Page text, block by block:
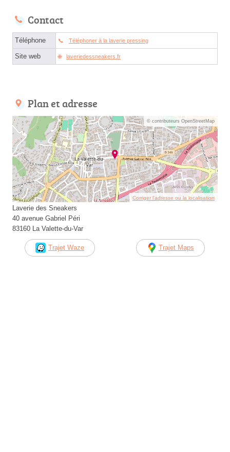
Contact
Téléphone Téléphoner à la laverie pressing
Site web laveriedessneakers.fr
Plan et adresse
© contributeurs OpenStreetMap
Corriger l’adresse ou la localisation
Laverie des Sneakers
40 avenue Gabriel Péri
83160 La Valette-du-Var
Trajet Waze Trajet Maps